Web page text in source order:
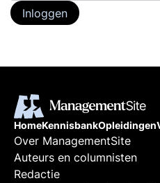
Inloggen
HomeKennisbankOpleidingen
Over ManagementSite
Auteurs en columnisten
Redactie